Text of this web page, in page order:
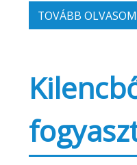
TOVÁBB